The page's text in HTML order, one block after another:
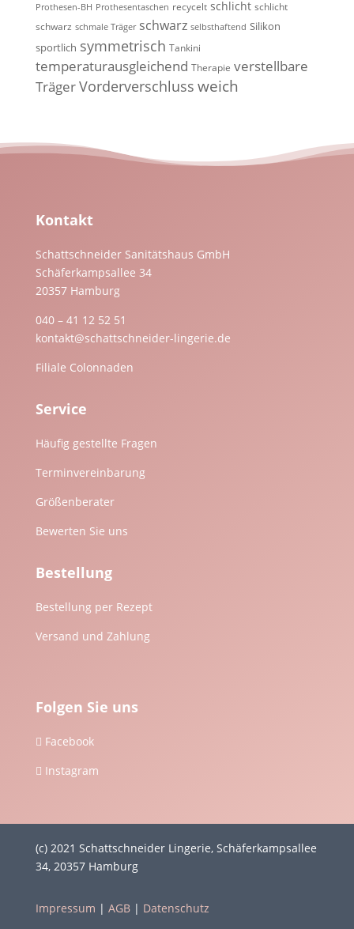
Prothesen-BH Prothesentaschen recycelt schlicht schlicht
schwarz schmale Träger schwarz selbsthaftend Silikon
sportlich symmetrisch Tankini
temperaturausgleichend Therapie verstellbare
TrägerVorderverschluss weich
Kontakt
Schattschneider Sanitätshaus GmbH
Schäferkampsallee 34
20357 Hamburg
040 – 41 12 52 51
kontakt@schattschneider-lingerie.de
Filiale Colonnaden
Service
Häufig gestellte Fragen
Terminvereinbarung
Größenberater
Bewerten Sie uns
Bestellung
Bestellung per Rezept
Versand und Zahlung
Folgen Sie uns
 Facebook
 Instagram
(c) 2021 Schattschneider Lingerie, Schäferkampsallee
34, 20357 Hamburg
Impressum | AGB| Datenschutz